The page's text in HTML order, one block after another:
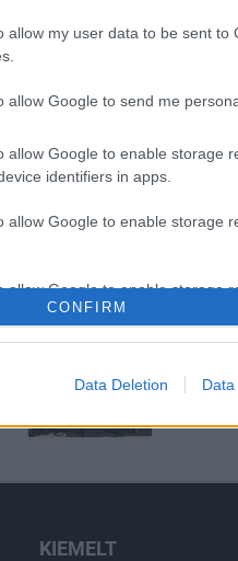
allow my user data to be sent to
allow Google to send me
allow Google to enable storage
identifiers in apps.
allow Google to enable storage
allow Google to enable storage
allow Google to enable storage
CONFIRM
Data Deletion Data
Paks II.:
Elkészült
Látlelet a
KIEMELT